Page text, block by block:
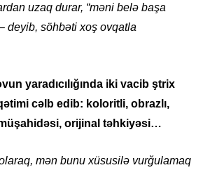
uzaq durar, “məni belə başa
deyib, söhbəti xoş ovqatla
yaradıcılığında iki vacib ştrix
cəlb edib: koloritli, obrazlı,
orijinal təhkiyəsi…
mən bunu xüsusilə vurğulamaq